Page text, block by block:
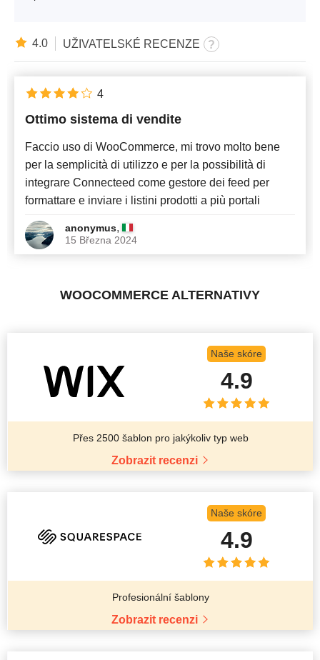
4.0 UŽIVATELSKÉ RECENZE
Ottimo sistema di vendite
Faccio uso di WooCommerce, mi trovo molto bene
per la semplicità di utilizzo e per la possibilità di
integrare Connecteed come gestore dei feed per
formattare e inviare i listini prodotti a più portali
anonymus,
15 Března 2024
4
WOOCOMMERCE ALTERNATIVY
Naše skóre
4.9
Přes 2500 šablon pro jakýkoliv typ web
Zobrazit recenzi
Naše skóre
4.9
Profesionální šablony
Zobrazit recenzi